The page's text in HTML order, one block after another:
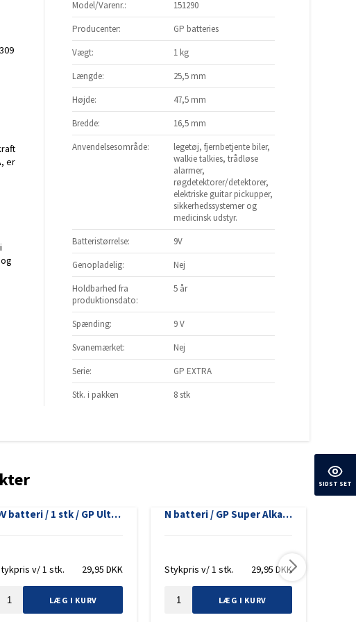
Apple Ipad
er
Model/Varenr.:
151290
Producenter:
GP batteries
Vægt:
1 kg
Længde:
25,5 mm
Højde:
47,5 mm
Bredde:
16,5 mm
Anvendelsesområde:
legetøj, fjernbetjente biler,
walkie talkies, trådløse
alarmer,
røgdetektorer/detektorer,
elektriske guitar pickupper,
sikkerhedssystemer og
medicinsk udstyr.
Batteristørrelse:
9V
Genopladelig:
Nej
Holdbarhed fra
produktionsdato:
5 år
Spænding:
9 V
Svanemærket:
Nej
Serie:
GP EXTRA
Stk. i pakken
8 stk
9V batteri / 1 stk / GP Ultra Plus / 6LR61
v/ 1 stk. 29,95DKK
LÆG I KURV
N batteri / GP Super Alkaline / LR1 / 2 stk
Stykpris v/ 1 stk. 29,95DKK
LÆG I KURV
SIDST SET